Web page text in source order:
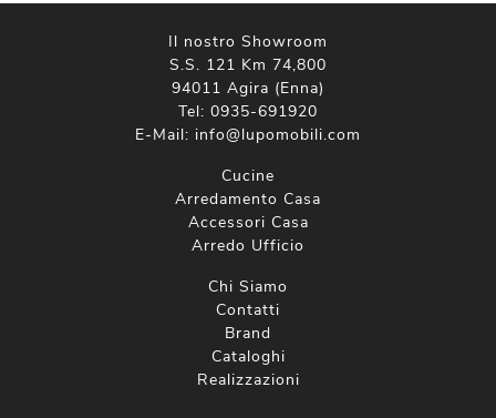
Il nostro Showroom
S.S. 121 Km 74,800
94011 Agira (Enna)
Tel: 0935-691920
E-Mail: info@lupomobili.com
Cucine
Arredamento Casa
Accessori Casa
Arredo Ufficio
Chi Siamo
Contatti
Brand
Cataloghi
Realizzazioni